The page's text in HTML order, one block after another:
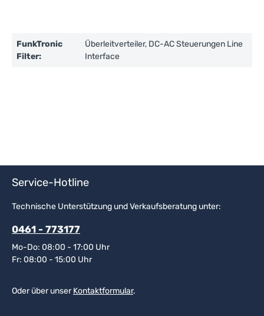
FunkTronic
Filter:
Überleitverteiler, DC-AC Steuerungen Line
Interface
Service-Hotline
Technische Unterstützung und Verkaufsberatung unter:
0461 - 773177
Mo-Do: 08:00 - 17:00 Uhr
Fr: 08:00 - 15:00 Uhr
Oder über unserKontaktformular.